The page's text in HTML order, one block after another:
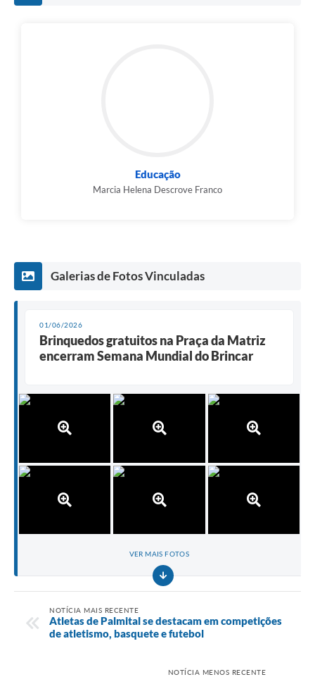
Educação
Marcia Helena Descrove Franco
Galerias de Fotos Vinculadas
01/06/2026
Brinquedos gratuitos na Praça da Matriz
encerram Semana Mundial do Brincar
VER MAIS FOTOS
NOTÍCIA MAIS RECENTE
Atletas de Palmital se destacam em competições
de atletismo, basquete e futebol
NOTÍCIA MENOS RECENTE